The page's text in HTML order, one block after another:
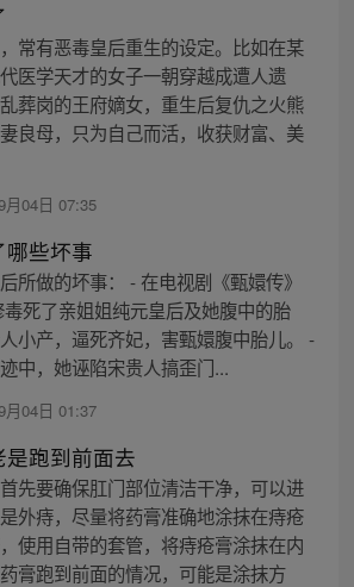
常有恶毒皇后重生的设定。比如在某
医学天才的女子一朝穿越成遭人遗
葬岗的王府嫡女，重生后复仇之火熊
良母，只为自己而活，收获财富、美
月04日 07:35
些坏事
所做的坏事： - 在电视剧《甄嬛传》
毒死了亲姐姐纯元皇后及她腹中的胎
小产，逼死齐妃，害甄嬛腹中胎儿。 -
中，她诬陷宋贵人搞歪门...
月04日 01:37
跑到前面去
先要确保肛门部位清洁干净，可以进
外痔，尽量将药膏准确地涂抹在痔疮
使用自带的套管，将痔疮膏涂抹在内
膏跑到前面的情况，可能是涂抹方